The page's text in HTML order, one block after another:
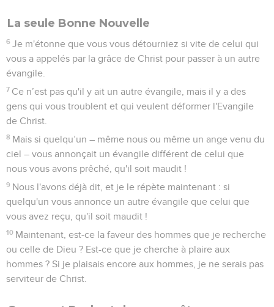
La seule Bonne Nouvelle
6 Je m'étonne que vous vous détourniez si vite de celui qui
vous a appelés par la grâce de Christ pour passer à un autre
évangile.
7 Ce n’est pas qu'il y ait un autre évangile, mais il y a des
gens qui vous troublent et qui veulent déformer l'Evangile
de Christ.
8 Mais si quelqu’un – même nous ou même un ange venu du
ciel – vous annonçait un évangile différent de celui que
nous vous avons prêché, qu'il soit maudit !
9 Nous l'avons déjà dit, et je le répète maintenant : si
quelqu'un vous annonce un autre évangile que celui que
vous avez reçu, qu'il soit maudit !
10 Maintenant, est-ce la faveur des hommes que je recherche
ou celle de Dieu ? Est-ce que je cherche à plaire aux
hommes ? Si je plaisais encore aux hommes, je ne serais pas
serviteur de Christ.